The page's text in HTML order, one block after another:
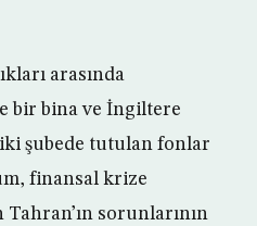
arasında
bir bina ve İngiltere
iki şubede tutulan fonlar
finansal krize
sorunlarının